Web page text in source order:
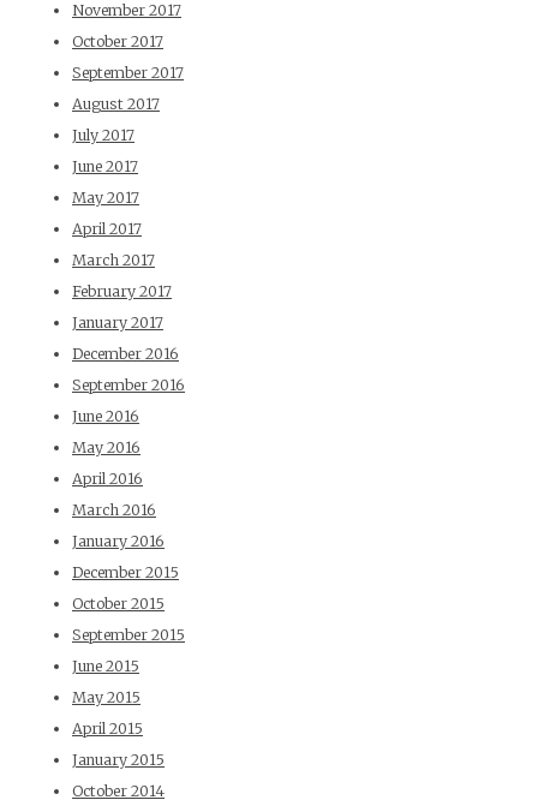
November 2017
October 2017
September 2017
August 2017
July 2017
June 2017
May 2017
April 2017
March 2017
February 2017
January 2017
December 2016
September 2016
June 2016
May 2016
April 2016
March 2016
January 2016
December 2015
October 2015
September 2015
June 2015
May 2015
April 2015
January 2015
October 2014